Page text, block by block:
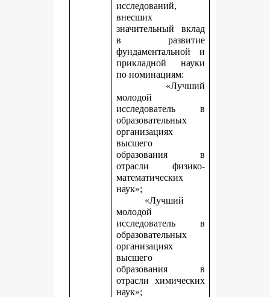
исследований,
внесших
значительный вклад
в развитие
фундаментальной и
прикладной науки
по номинациям:
«Лучший
молодой
исследователь в
образовательных
организациях
высшего
образования в
отрасли физико-
математических
наук»;
«Лучший
молодой
исследователь в
образовательных
организациях
высшего
образования в
отрасли химических
наук»;